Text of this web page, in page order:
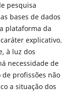
pesquisa
bases de dados
plataforma da
explicativo.
à luz dos
necessidade de
profissões não
a situação dos